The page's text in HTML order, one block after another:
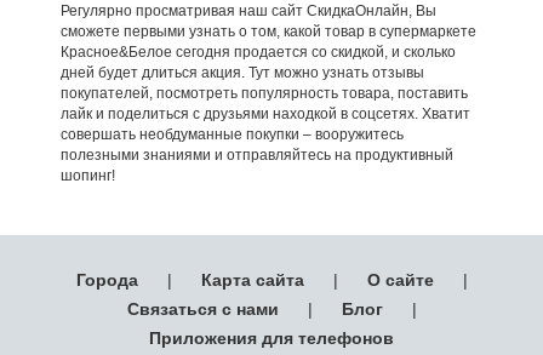
Регулярно просматривая наш сайт СкидкаОнлайн, Вы
сможете первыми узнать о том, какой товар в супермаркете
Красное&Белое сегодня продается со скидкой, и сколько
дней будет длиться акция. Тут можно узнать отзывы
покупателей, посмотреть популярность товара, поставить
лайк и поделиться с друзьями находкой в соцсетях. Хватит
совершать необдуманные покупки – вооружитесь
полезными знаниями и отправляйтесь на продуктивный
шопинг!
Города | Карта сайта | О сайте
|
Связаться с нами
| Блог
|
Приложения для телефонов